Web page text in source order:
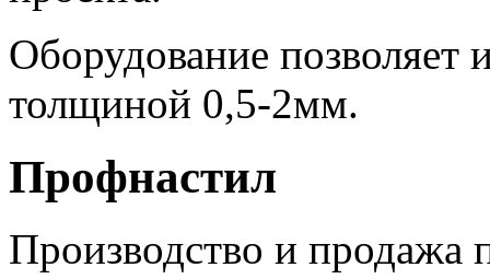
Оборудование позволяет
толщиной 0,5-2мм.
Профнастил
Производство и продажа